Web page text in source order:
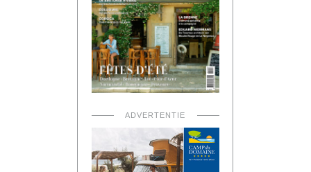
ADVERTENTIE